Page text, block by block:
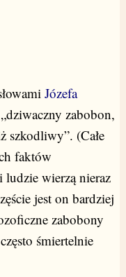
Józefa
zabobon,
szkodliwy”. (Całe
faktów
ludzie wierzą nieraz
jest on bardziej
zabobony
śmiertelnie